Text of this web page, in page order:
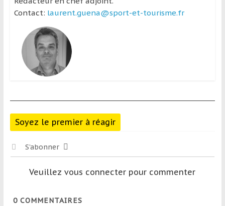
Contact: laurent.guena@sport-et-tourisme.fr
Soyez le premier à réagir
S’abonner
Veuillez vous connecter pour commenter
0COMMENTAIRES